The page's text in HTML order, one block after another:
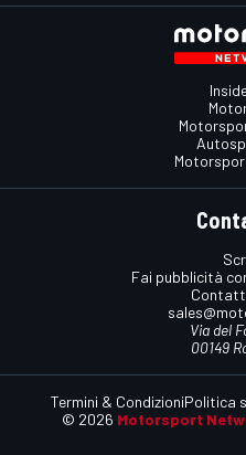
Fai pubblicità
Via del
00149
© 2026 Motorsport
Termini & CondizioniPolitica